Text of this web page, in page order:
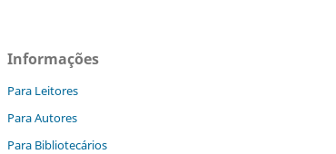
Informações
Para Leitores
Para Autores
Para Bibliotecários